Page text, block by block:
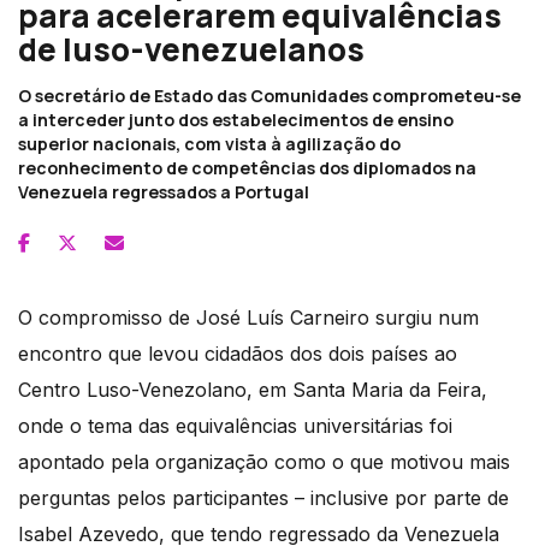
para acelerarem equivalências
de luso-venezuelanos
O secretário de Estado das Comunidades comprometeu-se
a interceder junto dos estabelecimentos de ensino
superior nacionais, com vista à agilização do
reconhecimento de competências dos diplomados na
Venezuela regressados a Portugal
O compromisso de José Luís Carneiro surgiu num
encontro que levou cidadãos dos dois países ao
Centro Luso-Venezolano, em Santa Maria da Feira,
onde o tema das equivalências universitárias foi
apontado pela organização como o que motivou mais
perguntas pelos participantes – inclusive por parte de
Isabel Azevedo, que tendo regressado da Venezuela